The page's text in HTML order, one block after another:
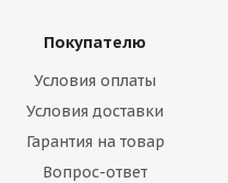
Покупателю
Условия оплаты
Условия доставки
Гарантия на товар
Вопрос-ответ